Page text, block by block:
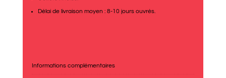
Délai de livraison moyen : 8-10 jours ouvrés.
Informations complémentaires